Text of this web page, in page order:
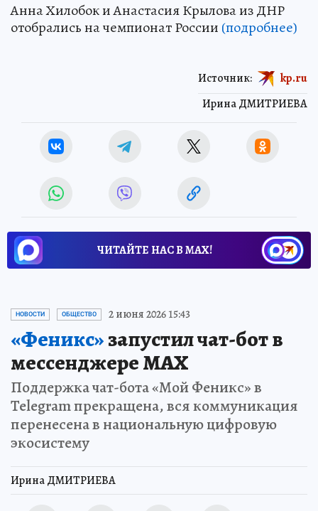
Анна Хилобок и Анастасия Крылова из ДНР
отобрались на чемпионат России (подробнее)
Ирина ДМИТРИЕВА
Источник: kp.ru
ЧИТАЙТЕ НАС В МАХ!
НОВОСТИ ОБЩЕСТВО 2 июня 2026 15:43
«Феникс»запустил чат-бот в
мессенджере МАХ
Поддержка чат-бота «Мой Феникс» в
Telegram прекращена, вся коммуникация
перенесена в национальную цифровую
экосистему
Ирина ДМИТРИЕВА